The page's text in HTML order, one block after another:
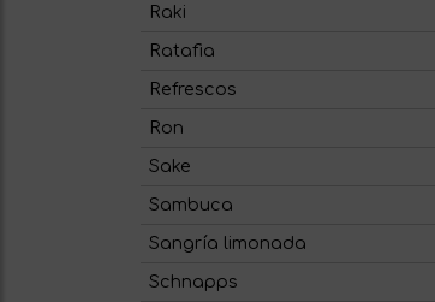
Raki
Ratafia
Refrescos
Ron
Sake
Sambuca
Sangría limonada
Schnapps